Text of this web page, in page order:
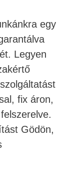
egy
Legyen
fix áron,
Gödön,